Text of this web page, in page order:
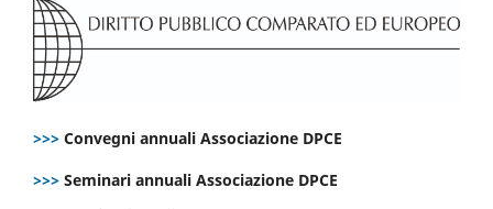
>>> Convegni annuali Associazione DPCE
>>> Seminari annuali Associazione DPCE